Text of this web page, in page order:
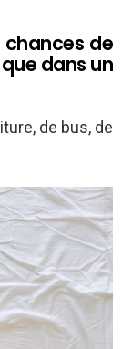
de
dans un
de bus, de